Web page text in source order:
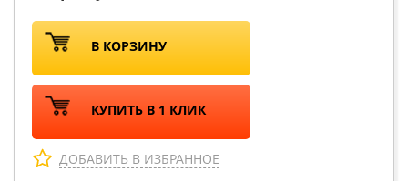
В КОРЗИНУ
КУПИТЬ В 1 КЛИК
ДОБАВИТЬ В ИЗБРАННОЕ